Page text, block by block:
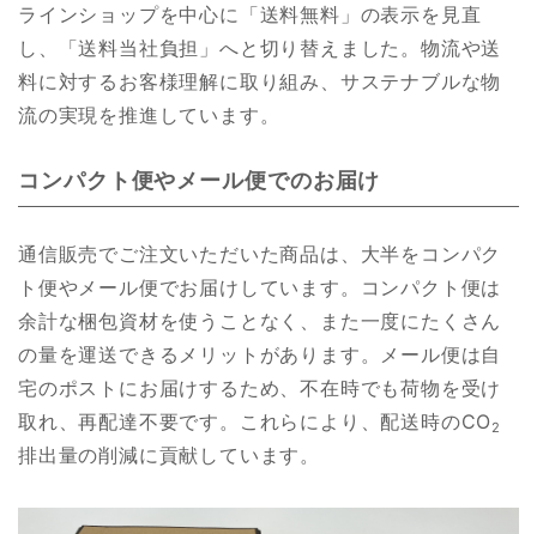
ラインショップを中心に「送料無料」の表示を見直
し、「送料当社負担」へと切り替えました。物流や送
料に対するお客様理解に取り組み、サステナブルな物
流の実現を推進しています。
コンパクト便やメール便でのお届け
通信販売でご注文いただいた商品は、大半をコンパク
ト便やメール便でお届けしています。コンパクト便は
余計な梱包資材を使うことなく、また一度にたくさん
の量を運送できるメリットがあります。メール便は自
宅のポストにお届けするため、不在時でも荷物を受け
取れ、再配達不要です。これらにより、配送時のCO2
排出量の削減に貢献しています。